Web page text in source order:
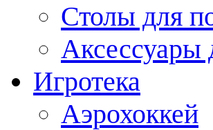
Столы для
Аксессуары
Игротека
Аэрохоккей